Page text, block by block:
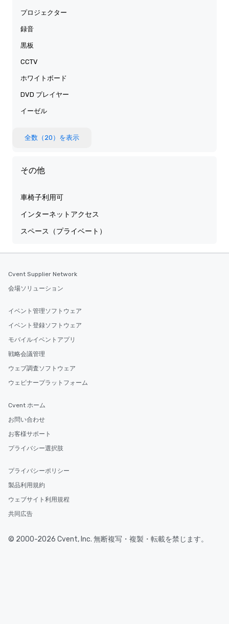
プロジェクター
録音
黒板
CCTV
ホワイトボード
DVD プレイヤー
イーゼル
全数（20）を表示
その他
車椅子利用可
インターネットアクセス
スペース（プライベート）
Cvent Supplier Network
会場ソリューション
イベント管理ソフトウェア
イベント登録ソフトウェア
モバイルイベントアプリ
戦略会議管理
ウェブ調査ソフトウェア
ウェビナープラットフォーム
Cvent ホーム
お問い合わせ
お客様サポート
プライバシー選択肢
プライバシーポリシー
製品利用規約
ウェブサイト利用規程
共同広告
© 2000-2026 Cvent, Inc. 無断複写・複製・転載を禁じます。